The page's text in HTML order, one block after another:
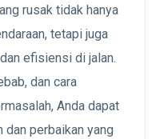
rusak tidak hanya
tetapi juga
efisiensi di jalan.
dan cara
Anda dapat
dan perbaikan yang